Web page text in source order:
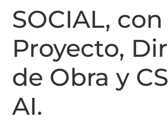
SOCIAL, con
Proyecto,
de Obra y
AI.